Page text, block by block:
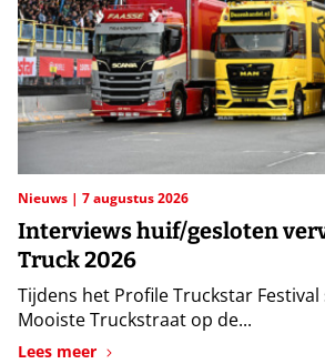
Nieuws 7 augustus 2026
Interviews huif/gesloten
Truck 2026
Tijdens het Profile Truckstar
Mooiste Truckstraat op de...
Lees meer